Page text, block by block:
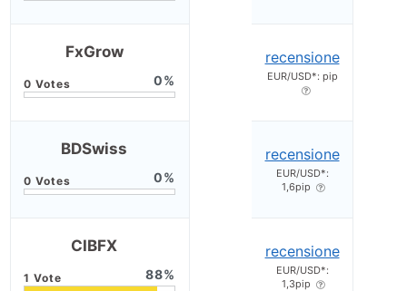
FxGrow
0
recensione
EUR/USD*: pip
BDSwiss
0
recensione
EUR/USD*:
1,6pip
CIBFX
88
recensione
EUR/USD*:
1,3pip